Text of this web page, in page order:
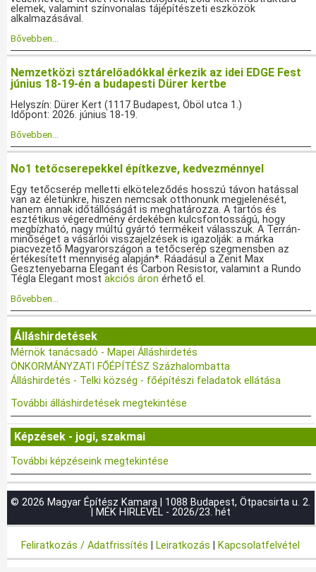
elemek, valamint színvonalas tájépítészeti eszközök
alkalmazásával.
Bővebben...
Nemzetközi sztárelőadókkal érkezik az idei EDGE Fest
június 18-19-én a budapesti Dürer kertbe
Helyszín: Dürer Kert (1117 Budapest, Öböl utca 1.)
Időpont: 2026. június 18-19.
Bővebben...
No1 tetőcserepekkel építkezve, kedvezménnyel
Egy tetőcserép melletti elköteleződés hosszú távon hatással
van az életünkre, hiszen nemcsak otthonunk megjelenését,
hanem annak időtállóságát is meghatározza. A tartós és
esztétikus végeredmény érdekében kulcsfontosságú, hogy
megbízható, nagy múltú gyártó termékeit válasszuk. A Terrán-
minőséget a vásárlói visszajelzések is igazolják: a márka
piacvezető Magyarországon a tetőcserép szegmensben az
értékesített mennyiség alapján*. Ráadásul a Zenit Max
Gesztenyebarna Elegant és Carbon Resistor, valamint a Rundo
Tégla Elegant most akciós áron érhető el.
Bővebben...
Álláshirdetések
Mérnök tanácsadó - Mapei Álláshirdetés
ÖNKORMÁNYZATI FŐÉPÍTÉSZ Százhalombatta
Álláshirdetés - Telki község - főépítészi feladatok ellátása
További álláshirdetések megtekintése
Képzések - jogi, szakmai
További képzéseink megtekintése
© 2026 Magyar Építész Kamara | 1088 Budapest, Ötpacsirta u. 2.
| MÉK HIRLEVÉL - 2026/23. hét
Feliratkozás / Adatfrissítés Leiratkozás Kapcsolatfelvétel